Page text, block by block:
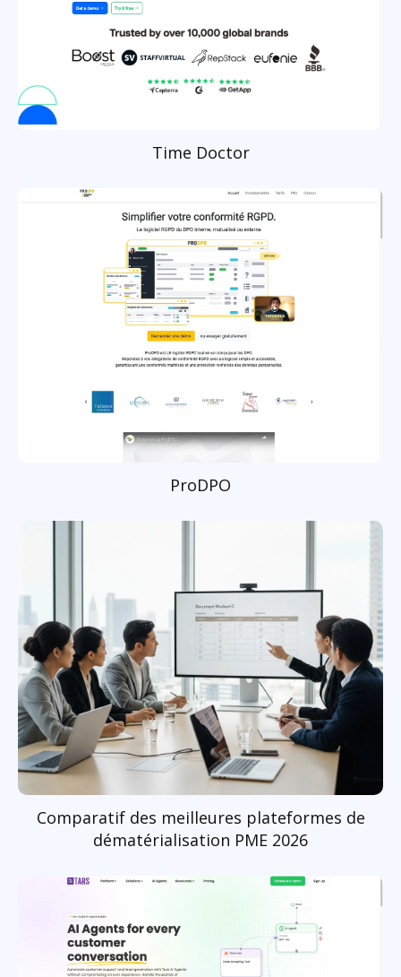
Time Doctor
ProDPO
Comparatif des meilleures plateformes de
dématérialisation PME 2026